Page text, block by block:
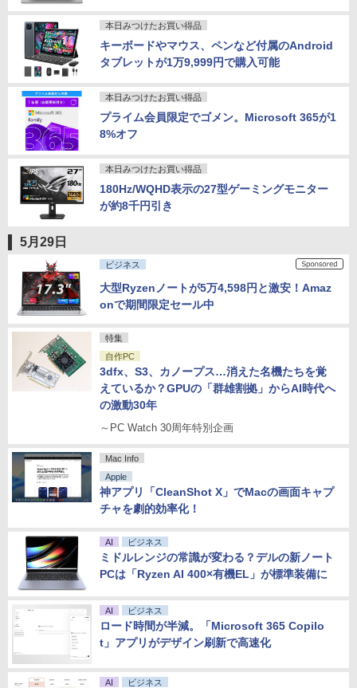
本日みつけたお買い得品
キーボードやマウス、ペンなど付属のAndroid
タブレットが1万9,999円で購入可能
本日みつけたお買い得品
プライム会員限定でゴメン。Microsoft 365が1
8%オフ
本日みつけたお買い得品
180Hz/WQHD表示の27型ゲーミングモニター
が約8千円引き
5月29日
ビジネス
大型Ryzenノートが5万4,598円と激安！Amaz
onで期間限定セール中
特集
自作PC
3dfx、S3、カノープス…消えた名機たちを覚
えているか？GPUの「群雄割拠」からAI時代へ
の激動30年
～PC Watch 30周年特別企画
Mac Info
Apple
神アプリ「CleanShot X」でMacの画面キャプ
チャを劇的効率化！
AI ビジネス
ミドルレンジの常識が変わる？デルの新ノート
PCは「Ryzen AI 400×有機EL」が標準装備に
AI ビジネス
ロード時間が半減。「Microsoft 365 Copilo
t」アプリがデザイン刷新で高速化
AI ビジネス